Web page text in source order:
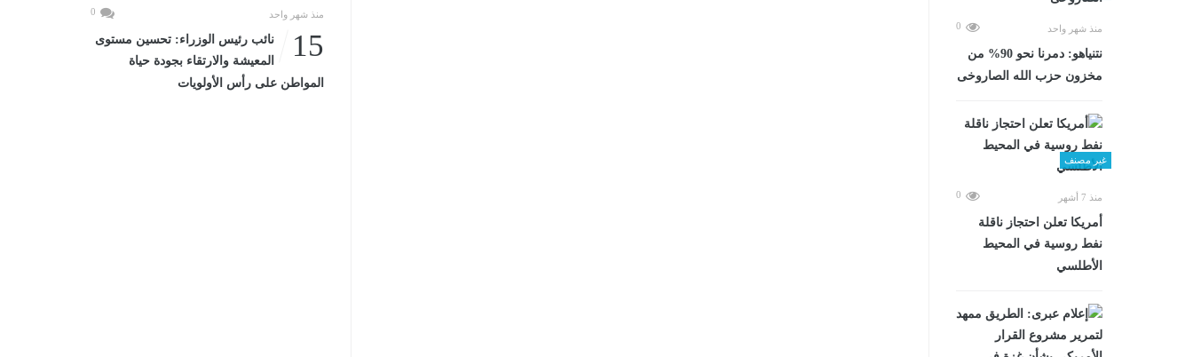
منذ شهر واحد 0
نتنياهو: دمرنا نحو 90% من
مخزون حزب الله الصاروخى
غير مصنف
منذ 7 أشهر 0
أمريكا تعلن احتجاز ناقلة
نفط روسية في المحيط
الأطلسي
منذ شهر واحد 0
15
نائب رئيس الوزراء: تحسين مستوى
المعيشة والارتقاء بجودة حياة
المواطن على رأس الأولويات